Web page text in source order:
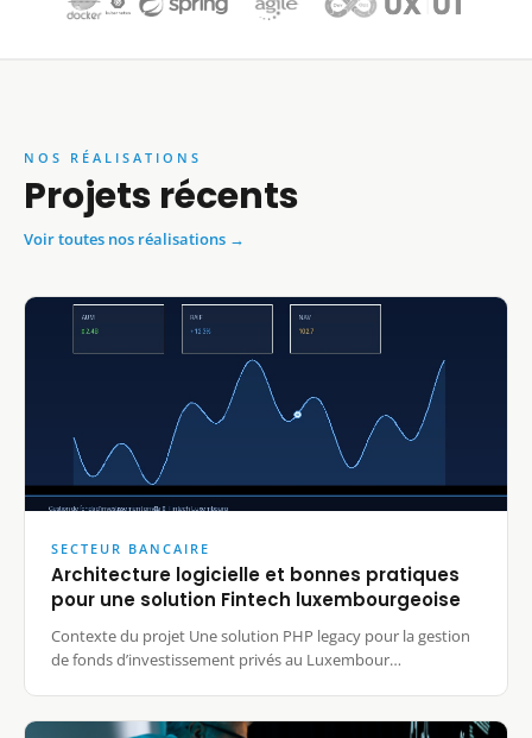
NOS RÉALISATIONS
Projets récents
Voir toutes nos réalisations →
SECTEUR BANCAIRE
Architecture logicielle et bonnes pratiques
pour une solution Fintech luxembourgeoise
Contexte du projet Une solution PHP legacy pour la gestion
de fonds d’investissement privés au Luxembour…